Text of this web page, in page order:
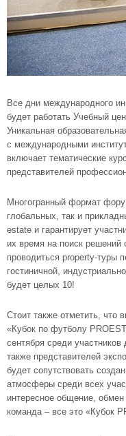
Все дни международного
будет работать Учебный
Уникальная
с международными
включает тематические
представителей
Многогранный формат
глобальных, так и
estate и гарантирует
их время на поиск
проводиться property-туры
гостиничной,
будет целых 10!
Стоит также отметить, что
«Кубок по футболу
сентября среди
также представителей
будет сопутствовать
атмосферы среди всех
интересное общение,
команда – все это «Кубок